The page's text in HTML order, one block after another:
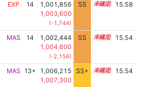
EXP 14
1,001,856
1,003,600
(-1,744)
SS 14.4 15.58
MAS 14
1,002,444
1,004,600
(-2,156)
SS 14.3 15.54
MAS 13+
1,006,215
1,007,300
SS+ 13.8 15.54